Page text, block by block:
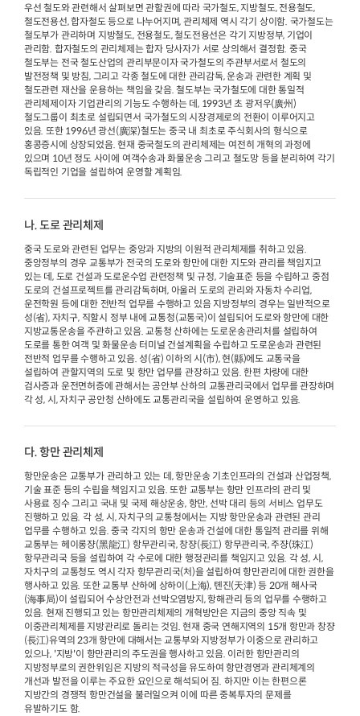
우선 철도와 관련해서 살펴보면 관할권에 따라 국가철도, 지방철도, 전용철도,
철도전용선, 합자철도 등으로 나누어지며, 관리체제 역시 각기 상이함. 국가철도는
철도부가 관리하며 지방철도, 전용철도, 철도전용선은 각기 지방정부, 기업이
관리함. 합자철도의 관리체제는 합자 당사자가 서로 상의해서 결정함. 중국
철도부는 전국 철도산업의 관리부문이자 국가철도의 주관부서로서 철도의
발전정책 및 방침, 그리고 각종 철도에 대한 관리감독, 운송과 관련한 계획 및
철도관련 재산을 운용하는 책임을 갖음. 철도부는 국가철도에 대한 통일적
관리체제이자 기업관리의 기능도 수행하는 데, 1993년 초 광저우(廣州)
철도그룹이 최초로 설립되면서 국가철도의 시장경제로의 전환이 이루어지고
있음. 또한 1996년 광선(廣深)철도는 중국 내 최초로 주식회사의 형식으로
홍콩증시에 상장되었음. 현재 중국철도의 관리체제는 여전히 개혁의 과정에
있으며 10년 정도 사이에 여객수송과 화물운송 그리고 철도망 등을 분리하여 각기
독립적인 기업을 설립하여 운영할 계획임.
나. 도로 관리체제
중국 도로와 관련된 업무는 중앙과 지방의 이원적 관리체제를 취하고 있음.
중앙정부의 경우 교통부가 전국의 도로와 항만에 대한 지도와 관리를 책임지고
있는 데, 도로 건설과 도로운수업 관련정책 및 규정, 기술표준 등을 수립하고 중점
도로의 건설프로젝트를 관리감독하며, 아울러 도로의 관리와 자동차 수리업,
운전학원 등에 대한 전반적 업무를 수행하고 있음 지방정부의 경우는 일반적으로
성(省), 자치구, 직할시 정부 내에 교통청(교통국)이 설립되어 도로와 항만에 대한
지방교통운송을 주관하고 있음. 교통청 산하에는 도로운송관리처를 설립하여
도로를 통한 여객 및 화물운송 터미널 건설계획을 수립하고 도로운송과 관련된
전반적 업무를 수행하고 있음. 성(省) 이하의 시(市), 현(縣)에도 교통국을
설립하여 관할지역의 도로 및 항만 업무를 관장하고 있음. 한편 차량에 대한
검사증과 운전면허증에 관해서는 공안부 산하의 교통관리국에서 업무를 관장하며
각 성, 시, 자치구 공안청 산하에도 교통관리국을 설립하여 운영하고 있음.
다. 항만 관리체제
항만운송은 교통부가 관리하고 있는 데, 항만운송 기초인프라의 건설과 산업정책,
기술 표준 등의 수립을 책임지고 있음. 또한 교통부는 항만 인프라의 관리 및
사용료 징수 그리고 국내 및 국제 해상운송, 항만, 선박 대리 등의 서비스 업무도
진행하고 있음. 각 성, 시, 자치구의 교통청에서는 지방 항만운송과 관련된 관리
업무를 수행하고 있음. 중국 각지의 항만 운송과 건설에 대한 통일적 관리를 위해
교통부는 헤이롱쟝(黑龍江) 항무관리국, 창쟝(長江) 항무관리국, 주쟝(珠江)
항무관리국 등을 설립하여 각 수로에 대한 행정관리를 책임지고 있음. 각 성, 시,
자치구의 교통청도 역시 각자 항무관리국(처)을 설립하여 항만관리에 대한 권한을
행사하고 있음. 또한 교통부 산하에 상하이(上海), 톈진(天津) 등 20개 해사국
(海事局)이 설립되어 수상안전과 선박오염방지, 항해관리 등의 업무를 수행하고
있음. 현재 진행되고 있는 항만관리체제의 개혁방안은 지금의 중앙 직속 및
이중관리체제를 지방관리로 돌리는 것임. 현재 중국 연해지역의 15개 항만과 창쟝
(長江)유역의 23개 항만에 대해서는 교통부와 지방정부가 이중으로 관리하고
있으나, '지방'이 항만관리의 주도권을 행사하고 있음. 이러한 항만관리의
지방정부로의 권한위임은 지방의 적극성을 유도하여 항만경영과 관리체계의
개선과 발전을 이루는 주요한 요인으로 해석되어 짐. 하지만 이는 한편으론
지방간의 경쟁적 항만건설을 불러일으켜 이에 따른 중복투자의 문제를
유발하기도 함.